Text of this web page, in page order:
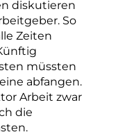
diskutieren
So
Zeiten
müssten
abfangen.
Arbeit zwar
die